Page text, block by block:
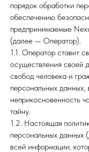
порядок обработки
обеспечению
предпринимаемые
(далее — Оператор).
1.1. Оператор ставит
осуществления своей
свобод человека и
персональных данных,
неприкосновенность
тайну.
1.2. Настоящая
персональных данных
всей информации,